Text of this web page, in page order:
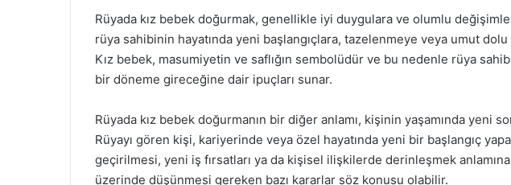
Rüyada kız bebek doğurmak, genellikle iyi duygulara ve olumlu
rüya sahibinin hayatında yeni başlangıçlara, tazelenmeye veya umut
Kız bebek, masumiyetin ve saflığın sembolüdür ve bu nedenle rüya
bir döneme gireceğine dair ipuçları sunar.
Rüyada kız bebek doğurmanın bir diğer anlamı, kişinin yaşamında yeni
Rüyayı gören kişi, kariyerinde veya özel hayatında yeni bir başlangıç
geçirilmesi, yeni iş fırsatları ya da kişisel ilişkilerde derinleşmek
üzerinde düşünmesi gereken bazı kararlar söz konusu olabilir.